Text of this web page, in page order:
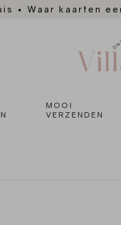
• Waar kaarten
MOOI
VERZENDEN